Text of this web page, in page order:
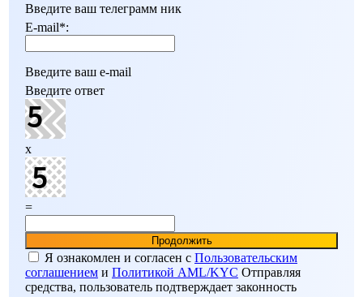
Введите ваш телеграмм ник
E-mail*:
Введите ваш e-mail
Введите ответ
x
=
Я ознакомлен и согласен c Пользовательским
соглашением и Политикой AML/KYC Отправляя
средства, пользователь подтверждает законность